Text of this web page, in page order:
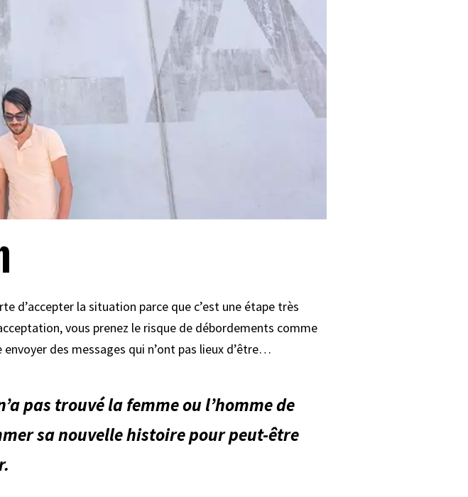
d’accepter la situation parce que c’est une étape très
vous prenez le risque de débordements comme
des messages qui n’ont pas lieux d’être…
pas trouvé la femme ou l’homme de
sa nouvelle histoire pour peut-être